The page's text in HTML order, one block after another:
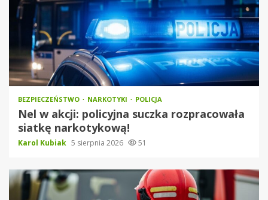
BEZPIECZEŃSTWO NARKOTYKI POLICJA
Nel w akcji: policyjna suczka rozpracowała
siatkę narkotykową!
Karol Kubiak 5 sierpnia 2026 51